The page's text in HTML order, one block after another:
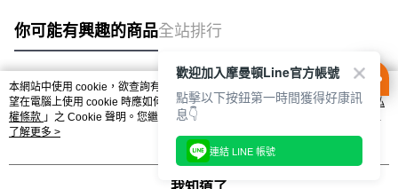
你可能有興趣的商品全站排行
熱門標籤
本網站中使用 cookie，欲查詢有關本網站使用 cookie 方式之詳情，及若您不希
望在電腦上使用 cookie 時應如何變更電腦的 cookie 設定，請參閱本網站「
隱私
權條款 」之 Cookie 聲明。您繼續使用本網站即表示您同意本公司得按本網站使
用條款之 Cookie 聲明使用 cookie。
了解更多 >
歡迎加入摩曼頓Line官方帳號
點擊以下按鈕第一時間獲得好康訊
息👇
連結 LINE 帳號